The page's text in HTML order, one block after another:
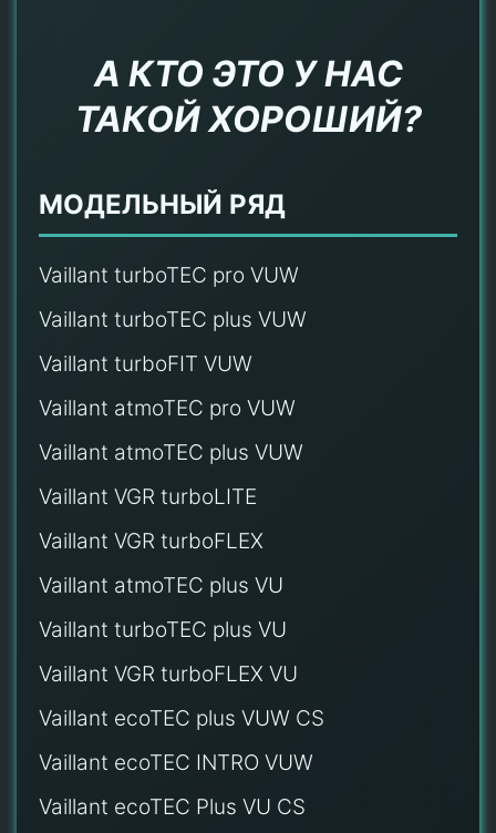
А КТО ЭТО У НАС
ТАКОЙ ХОРОШИЙ?
МОДЕЛЬНЫЙ РЯД
Vaillant turboTEC pro VUW
Vaillant turboTEC plus VUW
Vaillant turboFIT VUW
Vaillant atmoTEC pro VUW
Vaillant atmoTEC plus VUW
Vaillant VGR turboLITE
Vaillant VGR turboFLEX
Vaillant atmoTEC plus VU
Vaillant turboTEC plus VU
Vaillant VGR turboFLEX VU
Vaillant ecoTEC plus VUW CS
Vaillant ecoTEC INTRO VUW
Vaillant ecoTEC Plus VU CS